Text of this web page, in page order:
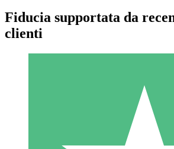
Pacchetti di Crediti
Fiducia supportata da
clienti